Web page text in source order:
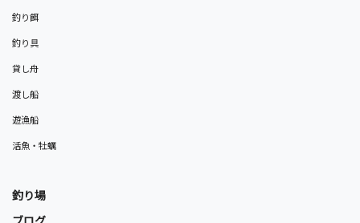
釣り餌
釣り具
貸し舟
渡し船
遊漁船
活魚・牡蠣
釣り場